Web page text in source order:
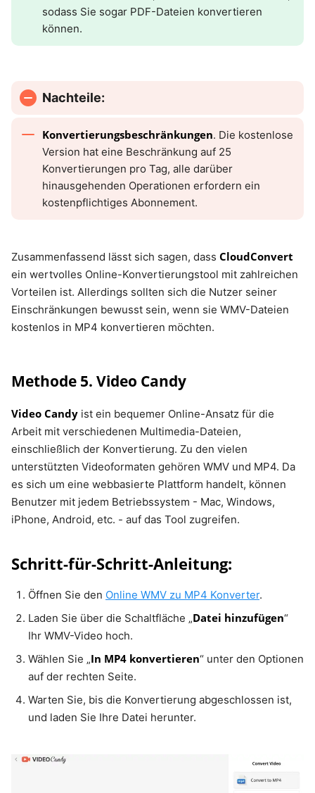
sodass Sie sogar PDF-Dateien konvertieren
können.
Nachteile:
Konvertierungsbeschränkungen. Die kostenlose
Version hat eine Beschränkung auf 25
Konvertierungen pro Tag, alle darüber
hinausgehenden Operationen erfordern ein
kostenpflichtiges Abonnement.
Zusammenfassend lässt sich sagen, dass CloudConvert
ein wertvolles Online-Konvertierungstool mit zahlreichen
Vorteilen ist. Allerdings sollten sich die Nutzer seiner
Einschränkungen bewusst sein, wenn sie WMV-Dateien
kostenlos in MP4 konvertieren möchten.
Methode 5. Video Candy
Video Candy ist ein bequemer Online-Ansatz für die
Arbeit mit verschiedenen Multimedia-Dateien,
einschließlich der Konvertierung. Zu den vielen
unterstützten Videoformaten gehören WMV und MP4. Da
es sich um eine webbasierte Plattform handelt, können
Benutzer mit jedem Betriebssystem - Mac, Windows,
iPhone, Android, etc. - auf das Tool zugreifen.
Schritt-für-Schritt-Anleitung:
Öffnen Sie den Online WMV zu MP4 Konverter.
Laden Sie über die Schaltfläche „Datei hinzufügen“
Ihr WMV-Video hoch.
Wählen Sie „In MP4 konvertieren“ unter den Optionen
auf der rechten Seite.
Warten Sie, bis die Konvertierung abgeschlossen ist,
und laden Sie Ihre Datei herunter.